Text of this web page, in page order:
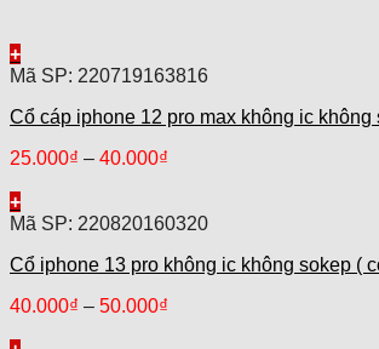
+
Mã SP: 220719163816
Cổ cáp iphone 12 pro max không ic không
25.000₫ – 40.000₫
+
Mã SP: 220820160320
Cổ iphone 13 pro không ic không sokep (
40.000₫ – 50.000₫